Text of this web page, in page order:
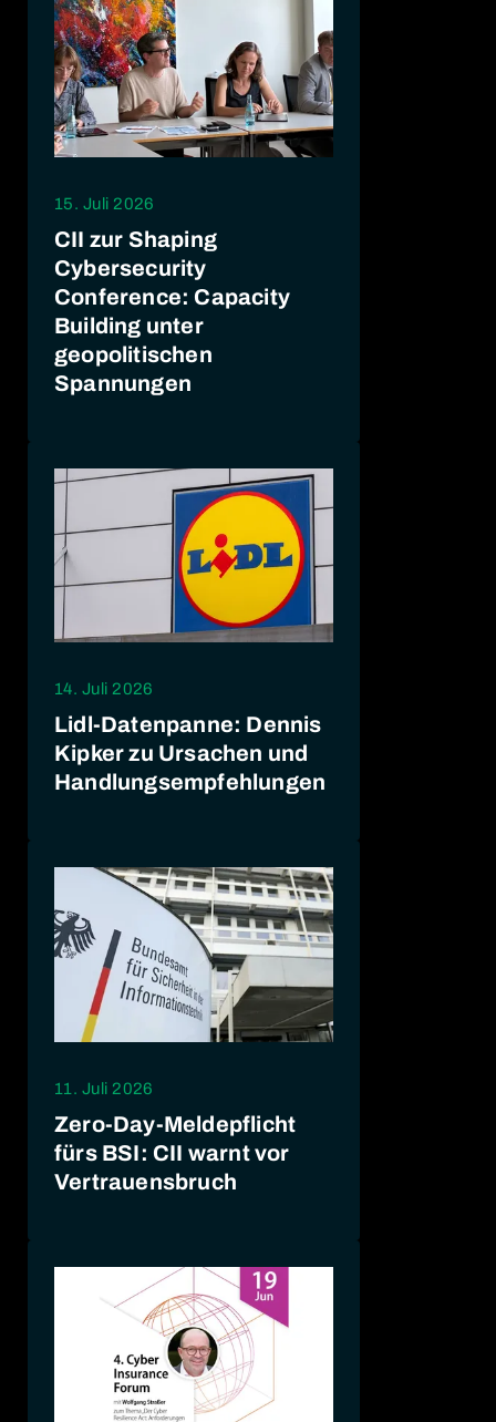
15. Juli 2026
CII zur Shaping
Cybersecurity
Conference: Capacity
Building unter
geopolitischen
Spannungen
14. Juli 2026
Lidl-Datenpanne: Dennis
Kipker zu Ursachen und
Handlungsempfehlungen
11. Juli 2026
Zero-Day-Meldepflicht
fürs BSI: CII warnt vor
Vertrauensbruch